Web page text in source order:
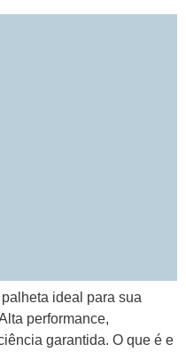
ideal para sua
performance,
garantida. O que é e